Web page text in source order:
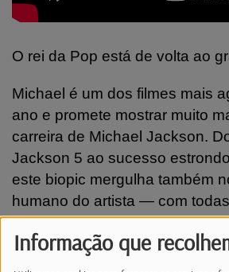
Informação que
O rei da Pop está de volta ao
Michael é um dos filmes mais
ano e promete mostrar muito
carreira de Michael Jackson.
Jackson 5 ao sucesso
este biopic mergulha também
humano do artista — com
pressões e contradições. No
está Jaafar Jackson, sobrinho